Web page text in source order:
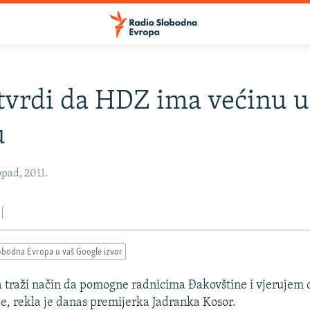
da HDZ ima većinu u
2011.
Evropa u vaš Google izvor
traži način da pomogne radnicima Đakovštine i vjerujem
rekla je danas premijerka Jadranka Kosor.